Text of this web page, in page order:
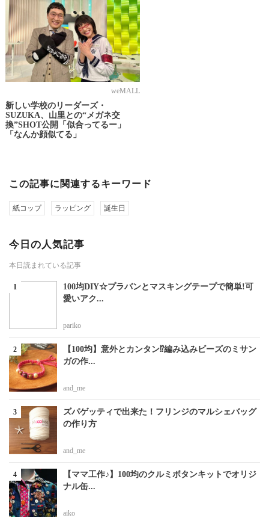
weMALL
新しい学校のリーダーズ・
SUZUKA、山里との“メガネ交
換”SHOT公開「似合ってるー」
「なんか顔似てる」
この記事に関連するキーワード
紙コップ ラッピング 誕生日
今日の人気記事
本日読まれている記事
100均DIY☆プラバンとマスキングテープで簡単!可
愛いアク...
pariko
【100均】意外とカンタン⁉編み込みビーズのミサン
ガの作...
and_me
ズパゲッティで出来た！フリンジのマルシェバッグ
の作り方
and_me
【ママ工作♪】100均のクルミボタンキットでオリジ
ナル缶...
aiko